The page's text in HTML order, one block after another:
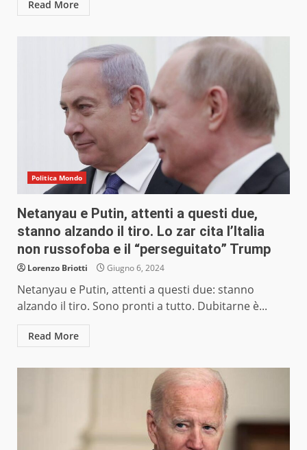
Read More
Politica Mondo
Netanyau e Putin, attenti a questi due,
stanno alzando il tiro. Lo zar cita l’Italia
non russofoba e il “perseguitato” Trump
Lorenzo Briotti Giugno 6, 2024
Netanyau e Putin, attenti a questi due: stanno
alzando il tiro. Sono pronti a tutto. Dubitarne è...
Read More